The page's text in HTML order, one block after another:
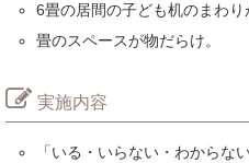
6畳の居間の子ども机のまわり
畳のスペースが物だらけ。
実施内容
「いる・いらない・わからな